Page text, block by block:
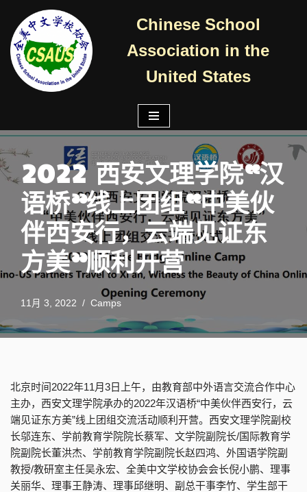
跳
至
正
Chinese School
Association in the
United States
2022 西安文理学院“汉
语桥”线上团组“中美伙
伴西安行，云端见证东
方美”顺利开营
11月 3, 2022 Camps
北京时间2022年11月3日上午，由教育部中外语言交流合作中心
主办，西安文理学院承办的2022年汉语桥“中美伙伴西安行，云
端见证东方美”线上团组交流活动顺利开营。西安文理学院副校
长邬连东、学前教育学院院长蔡军、文学院副院长/国际教育学
院副院长董洪杰、学前教育学院副院长赵四鸿、外国语学院副
教授/教研室主任吴永宏、全美中文学校协会会长倪小鹏、理事
关丽华、理事王静涛、理事邱继明、副总干事李竹、学生部干